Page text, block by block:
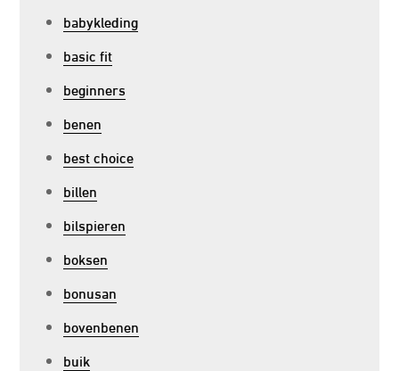
babykleding
basic fit
beginners
benen
best choice
billen
bilspieren
boksen
bonusan
bovenbenen
buik